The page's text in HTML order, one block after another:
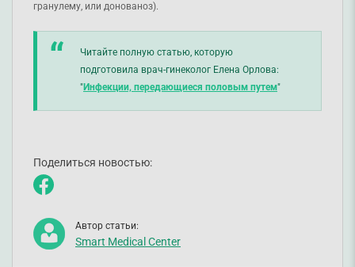
гранулему, или донованоз).
Читайте полную статью, которую
подготовила врач-гинеколог Елена Орлова:
"Инфекции, передающиеся половым путем"
Поделиться новостью:
Автор статьи:
Smart Medical Center